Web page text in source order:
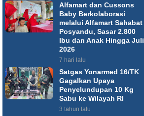
Alfamart dan Cussons
Baby Berkolaborasi
melalui Alfamart Sahabat
Posyandu, Sasar 2.800
Ibu dan Anak Hingga Juli
2026
7 hari lalu
Satgas Yonarmed 16/TK
Gagalkan Upaya
Penyelundupan 10 Kg
Sabu ke Wilayah RI
3 tahun lalu